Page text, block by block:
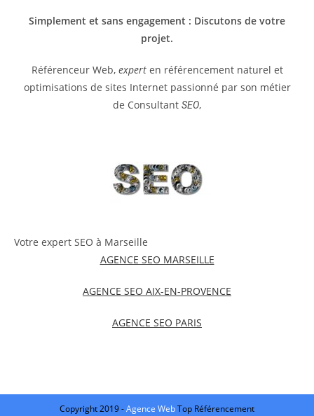
Simplement et sans engagement : Discutons de votre
projet.
Référenceur Web, experten référencement naturel et
optimisations de sites Internet passionné par son métier
de Consultant SEO,
Votre expert SEO à Marseille
AGENCE SEO MARSEILLE
AGENCE SEO AIX-EN-PROVENCE
AGENCE SEO PARIS
Copyright 2019 -Agence WebTop Référencement